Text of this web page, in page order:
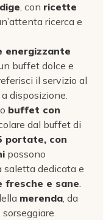
, con ricette
ricerca e
energizzante
buffet dolce e
il servizio al
disposizione.
buffet con
dal buffet di
portate, con
possono
saletta dedicata e
fresche e sane.
merenda, da